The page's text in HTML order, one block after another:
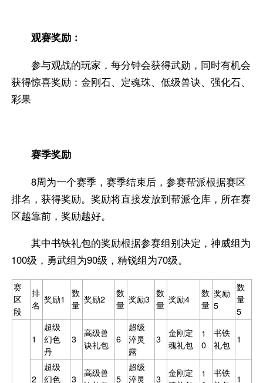
观赛奖励：
参与观战的玩家，每分钟会获得武勋，同时有机会
获得惊喜奖励：金刚石、定魂珠、低级兽诀、强化石、
彩果
赛季奖励
8周为一个赛季，赛季结束后，参赛帮派根据赛区
排名，获得奖励。奖励将直接发放到帮派仓库，所在赛
区越靠前，奖励越好。
其中书铁礼包的奖励根据参赛组别决定，神威组为
100级，勇武组为90级，精锐组为70级。
赛
区
段
排
名 奖励1
数
量 奖励2
数
量 奖励3
数
量 奖励4
数
量
奖励
5
数
量
5
1
超级
幻色
丹
3
高级兽
诀礼包
6
超级
淬灵
露
3
金刚定
魂礼包
1
0
书铁
礼包 1
2
超级
幻色
3
高级兽
5
超级
淬灵
3
金刚定
1
书铁
1